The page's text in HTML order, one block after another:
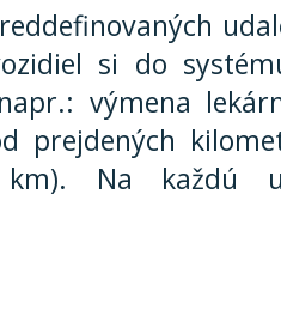
si do
výmena
prejdených
km). Na každú